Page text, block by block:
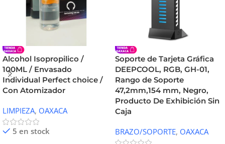
Alcohol Isopropilico /
100ML / Envasado
Individual Perfect choice /
Con Atomizador
LIMPIEZA, OAXACA
5 en stock
Soporte de Tarjeta Gráfica
DEEPCOOL, RGB, GH-01,
Rango de Soporte
47,2mm,154 mm, Negro,
Producto De Exhibición Sin
Caja
BRAZO/SOPORTE, OAXACA